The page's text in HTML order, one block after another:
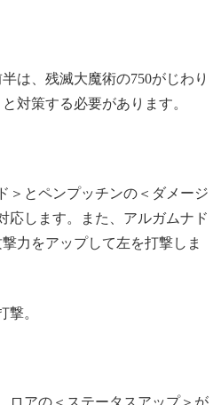
は、残滅大魔術の750がじわり
対策する必要があります。
＞とペンプッチンの＜ダメージ
応します。また、アルガムナド
力をアップして左を打撃しま
撃。